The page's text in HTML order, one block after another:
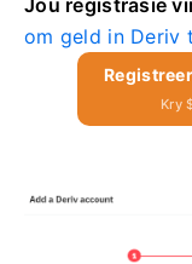
om geld in Deriv
Kry